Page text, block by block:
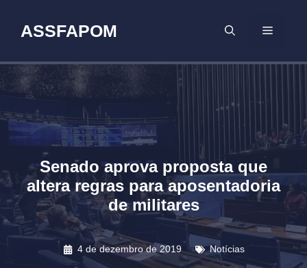
conteúdo
ASSFAPOM MENU
Senado aprova proposta que
altera regras para aposentadoria
de militares
4 de dezembro de 2019 Notícias